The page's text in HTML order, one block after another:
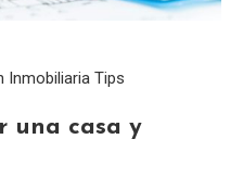
Inmobiliaria Tips
una casa y